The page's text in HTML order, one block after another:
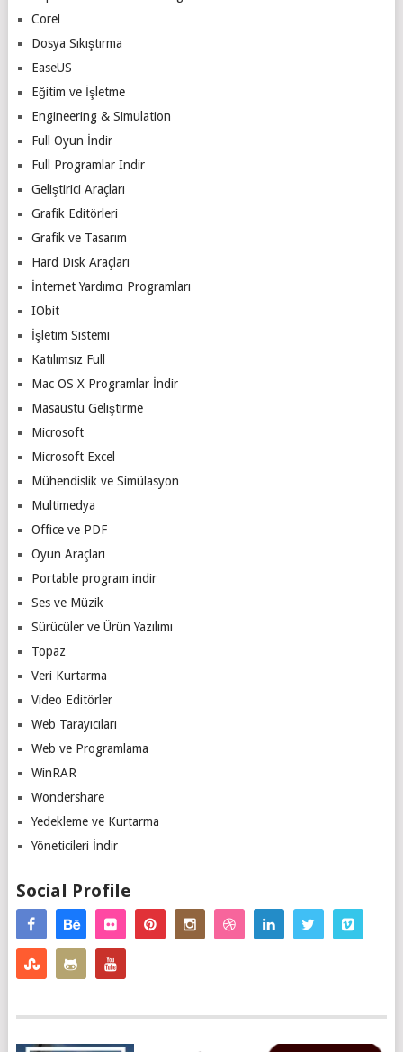
Corel
Dosya Sıkıştırma
EaseUS
Eğitim ve İşletme
Engineering & Simulation
Full Oyun İndir
Full Programlar Indir
Geliştirici Araçları
Grafik Editörleri
Grafik ve Tasarım
Hard Disk Araçları
İnternet Yardımcı Programları
IObit
İşletim Sistemi
Katılımsız Full
Mac OS X Programlar İndir
Masaüstü Geliştirme
Microsoft
Microsoft Excel
Mühendislik ve Simülasyon
Multimedya
Office ve PDF
Oyun Araçları
Portable program indir
Ses ve Müzik
Sürücüler ve Ürün Yazılımı
Topaz
Veri Kurtarma
Video Editörler
Web Tarayıcıları
Web ve Programlama
WinRAR
Wondershare
Yedekleme ve Kurtarma
Yöneticileri İndir
Social Profile